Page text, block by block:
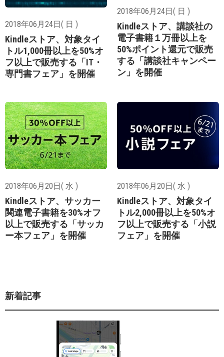
2018年06月24日( 日 )
Kindleストア、対象タイ
トル1,000冊以上を50%オ
フ以上で販売する「IT・
専門書フェア」を開催
2018年06月24日( 日 )
Kindleストア、講談社の
電子書籍１万冊以上を
50%ポイント還元で販売
する「講談社キャンペー
ン」を開催
2018年06月20日( 水 )
Kindleストア、サッカー
関連電子書籍を30%オフ
以上で販売する「サッカ
ー本フェア」を開催
2018年06月20日( 水 )
Kindleストア、対象タイ
トル2,000冊以上を50%オ
フ以上で販売する「小説
フェア」を開催
新着記事